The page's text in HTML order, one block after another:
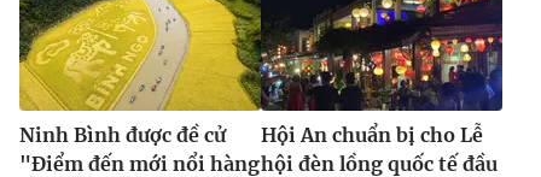
Ninh Bình được đề cử
"Điểm đến mới nổi hàng
Hội An chuẩn bị cho Lễ
hội đèn lồng quốc tế đầu